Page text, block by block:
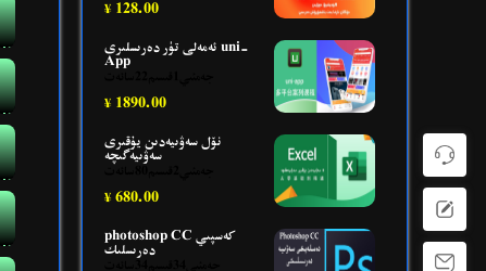
¥ 128.00
ئەمەلى تۈر دەرىسلىرى uni-
App
¥ 1890.00
نۆل سەۋىيەدىن يۇقىرى
سەۋىيەگىچە
¥ 680.00
photoshop CC كەسپىي
دەرىسلىك